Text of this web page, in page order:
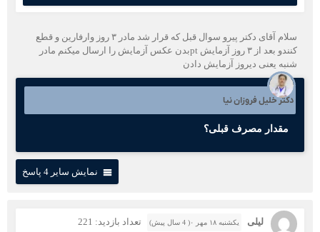
سلام آقای دکتر پیرو سوال قبل که قرار شد مادر ۳ روز وارفارین و قطع
کنندو بعد از ۳ روز آزمایش ptبدن عکس آزمایش را ارسال میکنم مادر
شنبه یعنی دیروز آزمایش دادن
دکتر خلیل فروزان نیا
مقدار مصرف قبلی؟
نمایش سایر 4 پاسخ
لیلی یکشنبه ۱۸ مهر ۰( 4 سال پیش) تعداد بازدید: 221